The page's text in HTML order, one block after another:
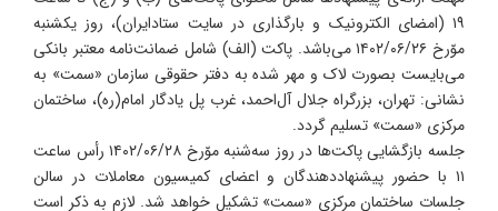
۱۹ (امضای الکترونیک و بارگذاری در سایت ستادایران)، روز یکشنبه
موّرخ ۱۴۰۲/۰۶/۲۶ می‌باشد. پاکت (الف) شامل ضمانت‌نامه معتبر بانکی
می‌بایست بصورت لاک و مهر شده به دفتر حقوقی سازمان «سمت» به
نشانی: تهران، بزرگراه جلال آل‌احمد، غرب پل یادگار امام(ره)، ساختمان
مرکزی «سمت» تسلیم گردد.
جلسه بازگشایی پاکت‌ها در روز سه‌شنبه موّرخ ۱۴۰۲/۰۶/۲۸ رأس ساعت
۱۱ با حضور پیشنهاددهندگان و اعضای کمیسیون معاملات در سالن
جلسات ساختمان مرکزی «سمت» تشکیل خواهد شد. لازم به ذکر است